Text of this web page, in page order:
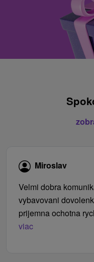
Miroslav
Velmi dobra
vybavovani
prijemna ochotna
viac